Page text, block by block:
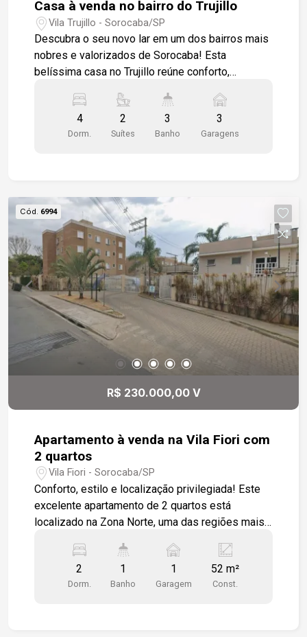
Casa à venda no bairro do Trujillo
Vila Trujillo - Sorocaba/SP
Descubra o seu novo lar em um dos bairros mais
nobres e valorizados de Sorocaba! Esta
belíssima casa no Trujillo reúne conforto,
Características do imóvel: - 4 quartos amplos,
sendo 2 suítes - Sala de estar com piso em
cerâmica, parede em granito rústico e forro em
Quartos espaçosos e confortáveis - Área
gourmet completa com churrasqueira, fogão e
forno à lenha - Piscina para momentos de lazer e
relaxamento - Garagem coberta para até 3
veículos Localização privilegiada: Situada em
bairro nobre e bem estruturado, a casa está a
poucos minutos do centro comercial de
Sorocaba, cercada por avenidas importantes e
próxima a hospital, shopping, padarias, comércio
variado e muito mais. Uma oportunidade única
para quem busca qualidade de vida, praticidade e
um imóvel diferenciado em Sorocaba.
4
Dorm.
2
Suítes
3
Banho
3
Garagens
Cód. 6994
R$ 230.000,00 V
Apartamento à venda na Vila Fiori com
2 quartos
Vila Fiori - Sorocaba/SP
Conforto, estilo e localização privilegiada! Este
excelente apartamento de 2 quartos está
localizado na Zona Norte, uma das regiões mais
quem busca qualidade de vida com ótimo padrão
de acabamento. Características do imóvel: - 2
dormitórios com piso laminado de madeira,
2
Dorm.
1
Banho
1
Garagem
52 m²
Const.